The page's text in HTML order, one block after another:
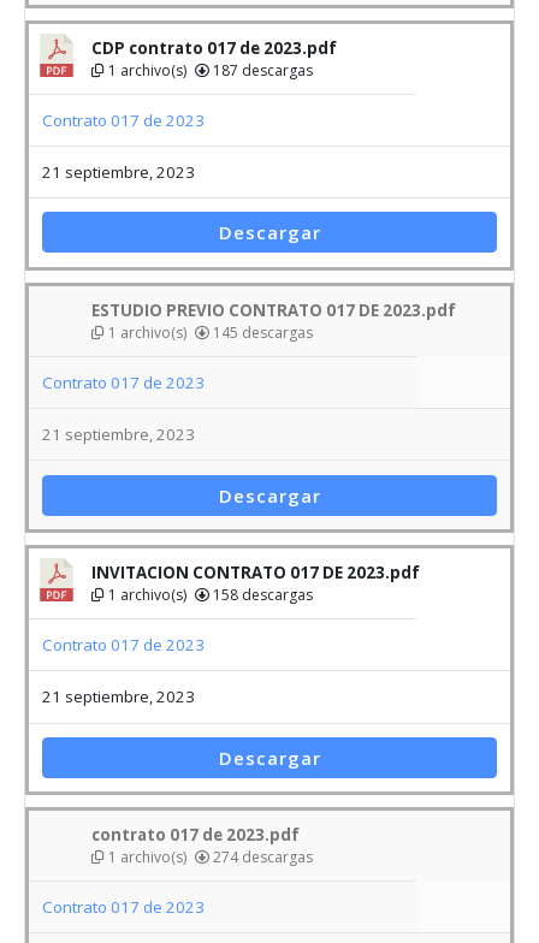
CDP contrato 017 de 2023.pdf
1 archivo(s) 187 descargas
Contrato 017 de 2023
21 septiembre, 2023
Descargar
ESTUDIO PREVIO CONTRATO 017 DE 2023.pdf
1 archivo(s) 145 descargas
Contrato 017 de 2023
21 septiembre, 2023
Descargar
INVITACION CONTRATO 017 DE 2023.pdf
1 archivo(s) 158 descargas
Contrato 017 de 2023
21 septiembre, 2023
Descargar
contrato 017 de 2023.pdf
1 archivo(s) 274 descargas
Contrato 017 de 2023